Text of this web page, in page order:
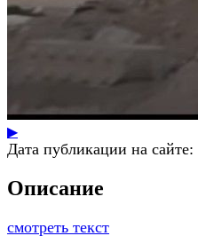
▶
Дата публикации на сайте:
Описание
смотреть текст